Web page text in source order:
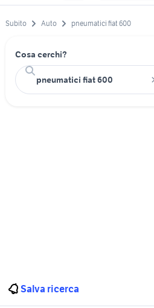
Subito Auto pneumatici fiat 600
Cosa cerchi?
Salva ricerca